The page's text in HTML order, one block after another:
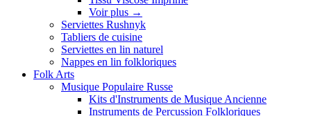
Voir plus →
Serviettes Rushnyk
Tabliers de cuisine
Serviettes en lin naturel
Nappes en lin folkloriques
Folk Arts
Musique Populaire Russe
Kits d'Instruments de Musique Ancienne
Instruments de Percussion Folkloriques